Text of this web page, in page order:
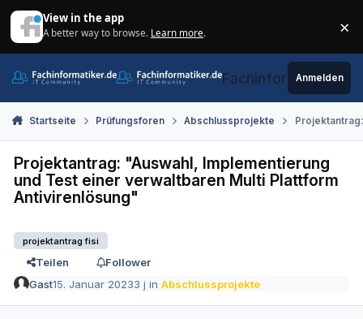
View in the app
A better way to browse. Learn more. ×
Fachinformatiker.de
Anmelden
Startseite Prüfungsforen Abschlussprojekte
Projektantrag: "Auswahl, Implementierung
und Test einer verwaltbaren Multi Plattform
Antivirenlösung"
projektantrag fisi
Teilen
Follower
Gast15. Januar 20233 j inAbschlussprojekte